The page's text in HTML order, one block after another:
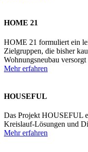
HOME 21
HOME 21 formuliert ein
Zielgruppen, die bisher
Wohnungsneubau
Mehr erfahren
HOUSEFUL
Das Projekt HOUSEFUL
Kreislauf-Lösungen und
Mehr erfahren